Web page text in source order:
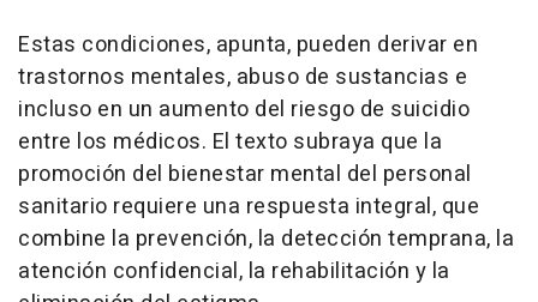
Estas condiciones, apunta, pueden derivar en
trastornos mentales, abuso de sustancias e
incluso en un aumento del riesgo de suicidio
entre los médicos. El texto subraya que la
promoción del bienestar mental del personal
sanitario requiere una respuesta integral, que
combine la prevención, la detección temprana, la
atención confidencial, la rehabilitación y la